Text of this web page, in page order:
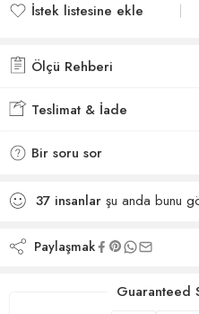
İstek listesine ekle
Ölçü Rehberi
Teslimat & İade
Bir soru sor
37 insanlar şu anda bunu
Paylaşmak
Guaranteed